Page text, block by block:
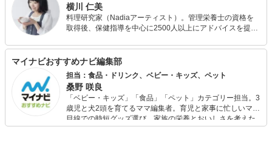
横川 仁美
料理研究家（Nadiaアーティスト）。管理栄養士の資格を
取得後、保健指導を中心に2500人以上にアドバイスを提
特に家庭的な料理の考案に力を入れ、企業のブランドイメ
ージやコンセプトに沿った料理を提案し、消費者に商品の
価値を伝える役割を果たしている。
マイナビおすすめナビ編集部
担当：食品・ドリンク、ベビー・キッズ、ペット
桑野 咲良
「ベビー・キッズ」「食品」「ペット」カテゴリー担当。3
歳児と犬2頭を育てるママ編集者。育児と家事に忙しいママ
目線での時短グッズ選び、家族の栄養とおいしさを考えた
食品選び、束の間のリラックスタイムを楽しむためのスイ